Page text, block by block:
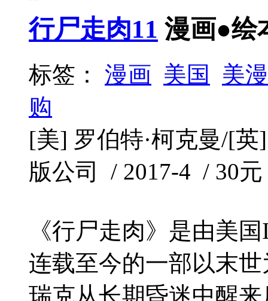
行尸走肉11 漫画●绘
标签： 漫画 美国
美漫
购
[美] 罗伯特·柯克曼/[
版公司 / 2017-4 / 30
《行尸走肉》是由美
连载至今的一部以末
瑞克从长期昏迷中醒